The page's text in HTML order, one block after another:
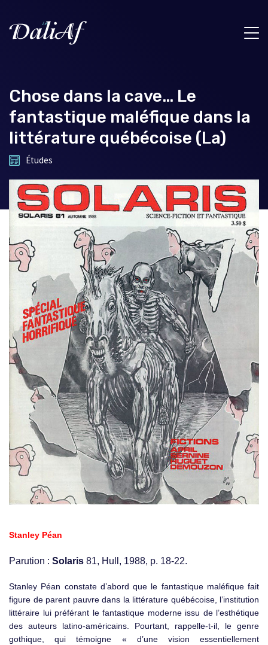
Chose dans la cave… Le
fantastique maléfique dans la
littérature québécoise (La)
Études
Stanley Péan
Parution : Solaris 81, Hull, 1988, p. 18-22.
Stanley Péan constate d’abord que le fantastique maléfique fait
figure de parent pauvre dans la littérature québécoise, l’institution
littéraire lui préférant le fantastique moderne issu de l’esthétique
des auteurs latino-américains. Pourtant, rappelle-t-il, le genre
gothique, qui témoigne « d’une vision essentiellement